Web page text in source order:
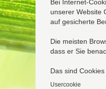
Bei Internet-
unserer Website
auf gesicherte
Die meisten
dass er Sie
Das sind
Usercookie